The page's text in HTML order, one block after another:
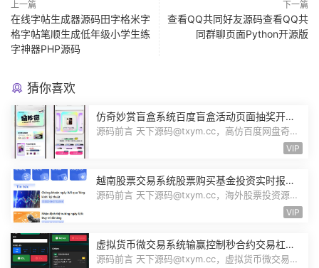
上一篇
在线字帖生成器源码田字格米字
格字帖笔顺生成低年级小学生练
字神器PHP源码
下一篇
查看QQ共同好友源码查看QQ共
同群聊页面Python开源版
猜你喜欢
仿奇妙赏盲盒系统百度盲盒活动页面抽奖开盒
奖品展示概率设置无限回调源码潮玩V6
源码前言 天下源码@txym.cc，高仿百度网盘奇妙
VIP
越南股票交易系统股票购买基金投资实时报价
交易信息投资组合海外股票投资PHP源码
源码前言 天下源码@txym.cc，海外股票投资源
VIP
虚拟货币微交易系统输赢控制秒合约交易杠杆
交易现货交易跟单员模式纯英文版源码BitTong
源码前言 天下源码@txym.cc，虚拟货币微交易投